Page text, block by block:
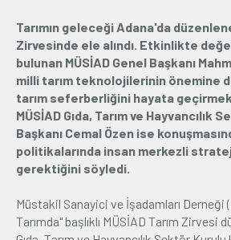
Üyelik
E-İşlemler
Hakkımızda
Tarımın geleceği Adana'da
Zirvesinde ele alındı. Etkinlikte
bulunan MÜSİAD Genel Başkanı
milli tarım teknolojilerinin önemine
tarım seferberliğini hayata
MÜSİAD Gıda, Tarım ve Hayvancılık
Başkanı Cemal Özen ise
politikalarında insan merkezli
gerektiğini söyledi.
Müstakil Sanayici ve İşadamları Derneği
Tarımda" başlıklı MÜSİAD Tarım Zirvesi